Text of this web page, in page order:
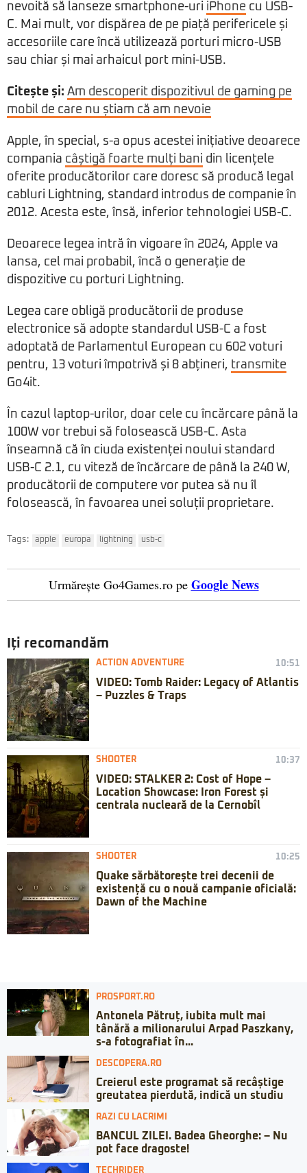
nevoită să lanseze smartphone-uri iPhone cu USB-
C. Mai mult, vor dispărea de pe piață perifericele și
accesoriile care încă utilizează porturi micro-USB
sau chiar și mai arhaicul port mini-USB.
Citește și: Am descoperit dispozitivul de gaming pe
mobil de care nu știam că am nevoie
Apple, în special, s-a opus acestei inițiative deoarece
compania câștigă foarte mulți bani din licențele
oferite producătorilor care doresc să producă legal
cabluri Lightning, standard introdus de companie în
2012. Acesta este, însă, inferior tehnologiei USB-C.
Deoarece legea intră în vigoare în 2024, Apple va
lansa, cel mai probabil, încă o generație de
dispozitive cu porturi Lightning.
Legea care obligă producătorii de produse
electronice să adopte standardul USB-C a fost
adoptată de Parlamentul European cu 602 voturi
pentru, 13 voturi împotrivă și 8 abțineri, transmite
Go4it.
În cazul laptop-urilor, doar cele cu încărcare până la
100W vor trebui să folosească USB-C. Asta
înseamnă că în ciuda existenței noului standard
USB-C 2.1, cu viteză de încărcare de până la 240 W,
producătorii de computere vor putea să nu îl
folosească, în favoarea unei soluții proprietare.
Tags: apple europa lightning usb-c
Urmărește Go4Games.ro pe Google News
Iți recomandăm
ACTION ADVENTURE 10:51
VIDEO: Tomb Raider: Legacy of Atlantis
– Puzzles & Traps
SHOOTER 10:37
VIDEO: STALKER 2: Cost of Hope –
Location Showcase: Iron Forest și
centrala nucleară de la Cernobîl
SHOOTER 10:25
Quake sărbătorește trei decenii de
existență cu o nouă campanie oficială:
Dawn of the Machine
PROSPORT.RO
Antonela Pătruț, iubita mult mai
tânără a milionarului Arpad Paszkany,
s-a fotografiat în...
DESCOPERA.RO
Creierul este programat să recâștige
greutatea pierdută, indică un studiu
RAZI CU LACRIMI
BANCUL ZILEI. Badea Gheorghe: – Nu
pot face dragoste!
TECHRIDER